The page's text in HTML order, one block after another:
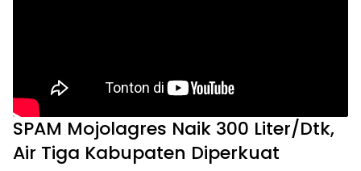
SPAM Mojolagres Naik 300 Liter/Dtk,
Air Tiga Kabupaten Diperkuat